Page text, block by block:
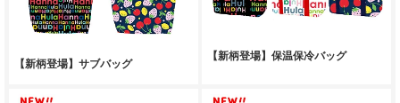
【新柄登場】サブバッグ
【新柄登場】保温保冷バッグ